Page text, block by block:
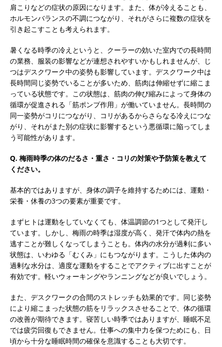
肩こりなどの症状の原因になります。また、体が冷えることも、
ホルモンバランスの不調につながり、それがさらに複数の症状を
引き起こすことも考えられます。
暑くなる時季の冷えというと、クーラーの効いた室内での長時間
の業務、服装の影響などが連想されやすいかもしれませんが、じ
つはデスクワーク中の姿勢も影響しています。デスクワーク中は
長時間同じ姿勢でいることが多いため、筋肉は伸縮せずに縮こま
っている状態です。この状態は、筋肉の伸び縮みによって身体の
循環が促進される「筋ポンプ作用」が働いていません。長時間の
同一姿勢がコリにつながり、コリがあるからさらなる冷えにつな
がり、それがまた別の症状に影響するという悪循環に陥ってしま
う可能性があります。
Q. 梅雨時季の体のだるさ・重さ・コリの対策や予防策を教えて
ください。
基本的ではありますが、身体の調子を維持するためには、運動・
栄養・休養の3つの要素が重要です。
まずヒトは運動をしていなくても、体温調節の1つとして発汗し
ています。しかし、梅雨の時季は湿度が高く、発汗で体内の熱を
逃すことが難しくなってしまうことも。体内の水分が過剰に多い
状態は、いわゆる「むくみ」にもつながります。こうした体内の
過剰な水分は、適度な運動をすることでアクティブに出すことが
有効です。軽いウォーキングやランニングなどが良いでしょう。
また、デスクワークの合間のストレッチも効果的です。同じ姿勢
により縮こまった状態の筋をリラックスさせることで、体の循環
の改善が期待できます。寝苦しい時季ではありますが、睡眠不足
では疲労回復もできません。仕事への集中力を保つためにも、日
頃から十分な睡眠時間の確保を意識することも大切です。